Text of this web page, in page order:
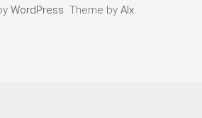
WordPress. Theme by Alx.